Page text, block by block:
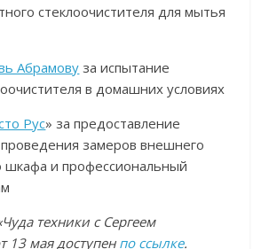
стеклоочистителя для мытья
Абрамову за испытание
в домашних условиях
Рус» за предоставление
замеров внешнего
шкафа и профессиональный
техники с Сергеем
13 мая доступен по ссылке.